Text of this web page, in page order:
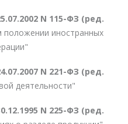
N 115-ФЗ (ред.
иностранных
N 221-ФЗ (ред.
деятельности"
N 225-ФЗ (ред.